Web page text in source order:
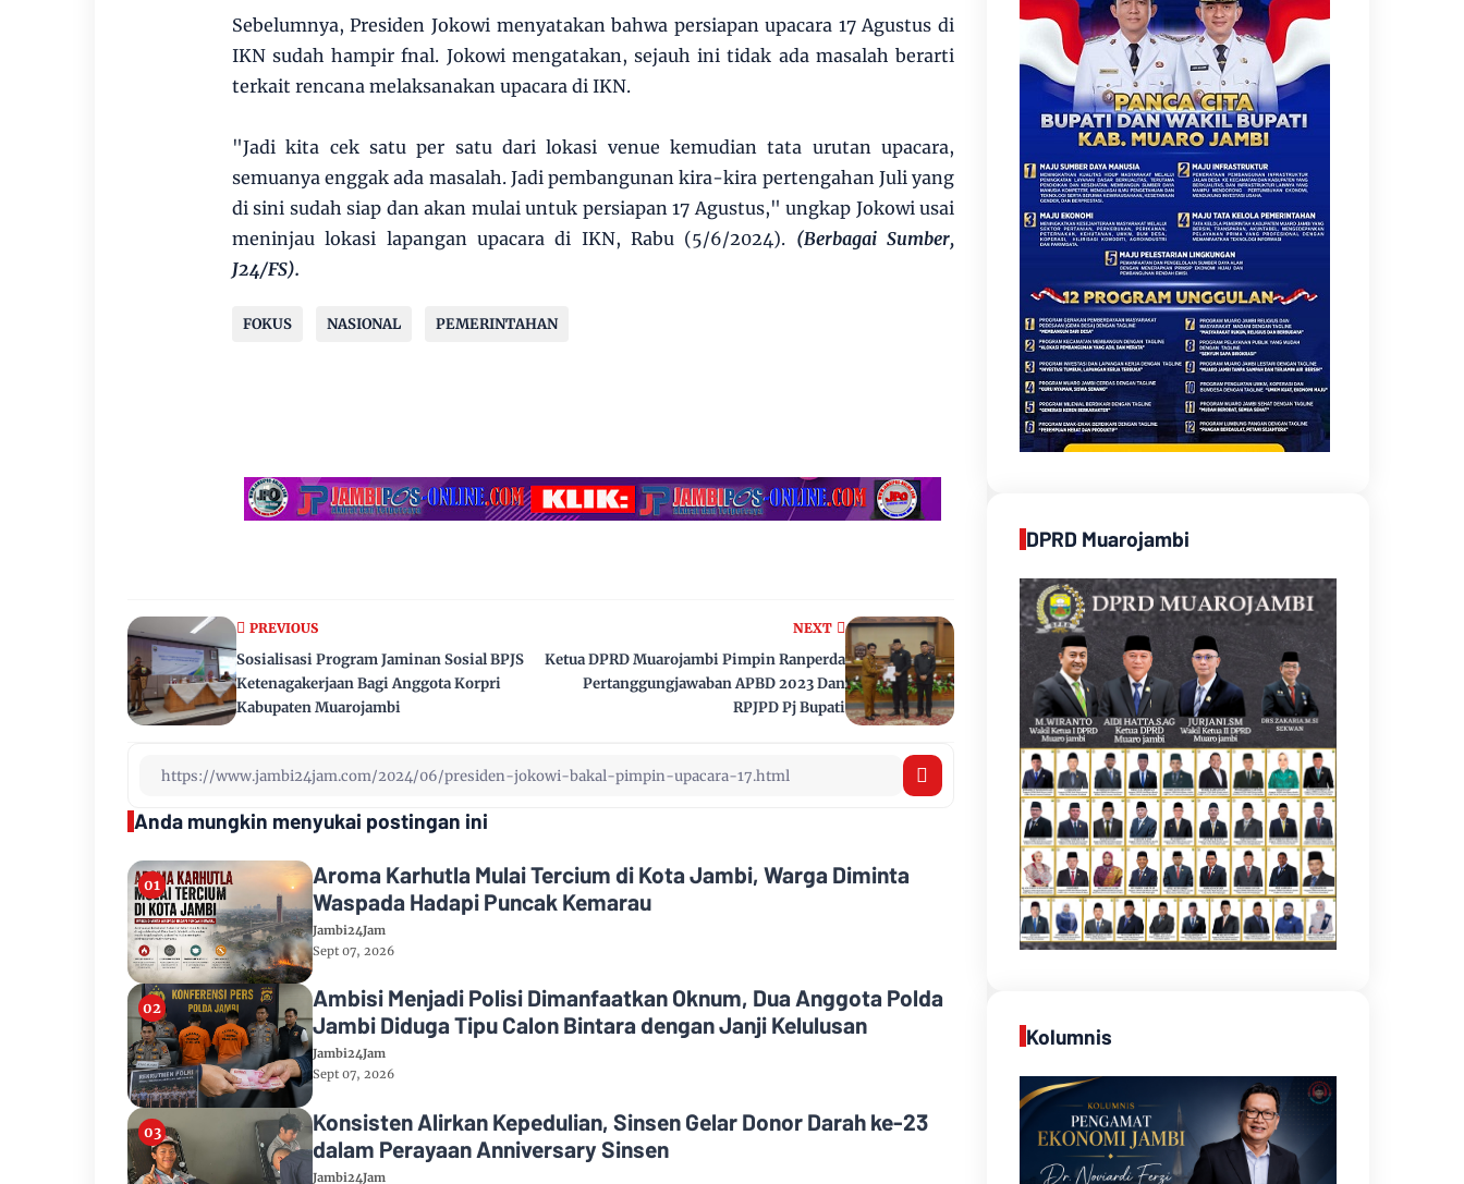
Sebelumnya, Presiden Jokowi menyatakan bahwa persiapan upacara 17 Agustus di
IKN sudah hampir fnal. Jokowi mengatakan, sejauh ini tidak ada masalah berarti
terkait rencana melaksanakan upacara di IKN.
"Jadi kita cek satu per satu dari lokasi venue kemudian tata urutan upacara,
semuanya enggak ada masalah. Jadi pembangunan kira-kira pertengahan Juli yang
di sini sudah siap dan akan mulai untuk persiapan 17 Agustus," ungkap Jokowi usai
meninjau lokasi lapangan upacara di IKN, Rabu (5/6/2024). (Berbagai Sumber,
J24/FS).
FOKUS NASIONAL PEMERINTAHAN
NEXT
Ketua DPRD Muarojambi Pimpin Ranperda
Pertanggungjawaban APBD 2023 Dan
RPJPD Pj Bupati
PREVIOUS
Sosialisasi Program Jaminan Sosial BPJS
Ketenagakerjaan Bagi Anggota Korpri
Kabupaten Muarojambi
Anda mungkin menyukai postingan ini
Aroma Karhutla Mulai Tercium di Kota Jambi, Warga Diminta
Waspada Hadapi Puncak Kemarau
Jambi24Jam
Sept 07, 2026
Ambisi Menjadi Polisi Dimanfaatkan Oknum, Dua Anggota Polda
Jambi Diduga Tipu Calon Bintara dengan Janji Kelulusan
Jambi24Jam
Sept 07, 2026
Konsisten Alirkan Kepedulian, Sinsen Gelar Donor Darah ke-23
dalam Perayaan Anniversary Sinsen
Jambi24Jam
DPRD Muarojambi
Kolumnis